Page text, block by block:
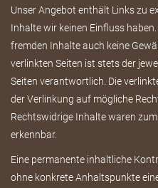
Unser Angebot enthält Links zu
Inhalte wir keinen Einfluss
fremden Inhalte auch keine
verlinkten Seiten ist stets der
Seiten verantwortlich. Die
der Verlinkung auf mögliche
Rechtswidrige Inhalte waren
erkennbar.
Eine permanente inhaltliche
ohne konkrete Anhaltspunkte